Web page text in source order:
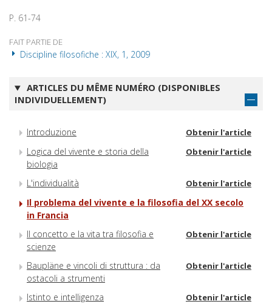
P. 61-74
FAIT PARTIE DE
Discipline filosofiche : XIX, 1, 2009
ARTICLES DU MÊME NUMÉRO (DISPONIBLES
INDIVIDUELLEMENT)
Introduzione Obtenir l'article
Logica del vivente e storia della
biologia
Obtenir l'article
L'individualità Obtenir l'article
Il problema del vivente e la filosofia del XX secolo
in Francia
Il concetto e la vita tra filosofia e
scienze
Obtenir l'article
Baupläne e vincoli di struttura : da
ostacoli a strumenti
Obtenir l'article
Istinto e intelligenza Obtenir l'article